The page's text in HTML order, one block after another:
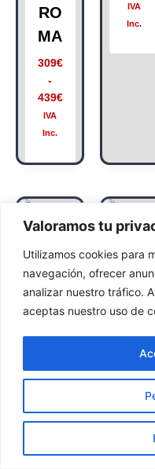
Valoramos tu
Utilizamos cookies para
navegación, ofrecer
analizar nuestro tráfico.
aceptas nuestro uso de
RO
MA
309€
-
439€
IVA
Inc.
IVA
Inc.
M
AD
A
Sof
á
Mo
Sof